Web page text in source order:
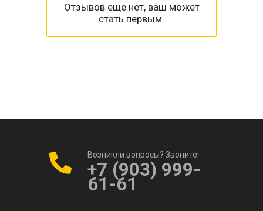
Отзывов еще нет, ваш может
стать первым.
Возникли вопросы? Звоните!
+7 (903) 999-
61-61